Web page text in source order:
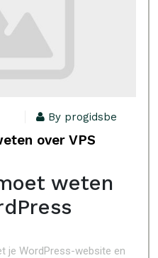
By progidsbe
over VPS
weten
je WordPress-website en